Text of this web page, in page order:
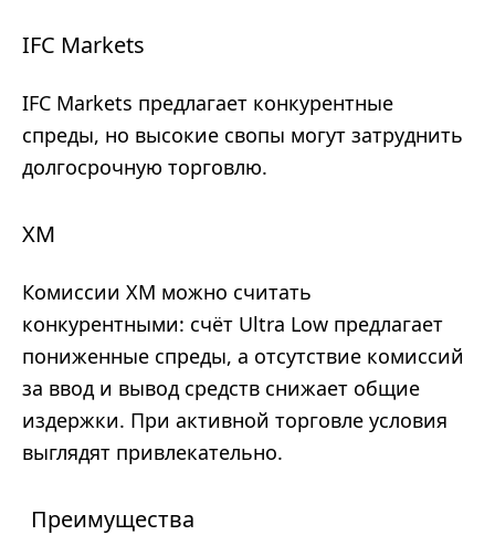
IFC Markets
IFC Markets предлагает конкурентные
спреды, но высокие свопы могут затруднить
долгосрочную торговлю.
XM
Комиссии XM можно считать
конкурентными: счёт Ultra Low предлагает
пониженные спреды, а отсутствие комиссий
за ввод и вывод средств снижает общие
издержки. При активной торговле условия
выглядят привлекательно.
Преимущества